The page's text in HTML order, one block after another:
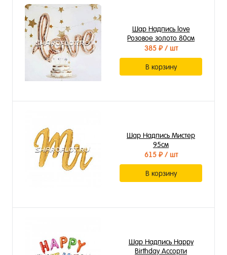
Шар Надпись love
Розовое золото 80см
385 ₽/ шт
В корзину
Шар Надпись Мистер
95см
615 ₽/ шт
В корзину
Шар Надпись Happy
Birthday Ассорти